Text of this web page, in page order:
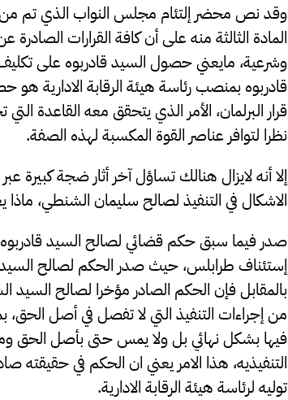
وقد نص محضر إلتئام مجلس النواب الذي تم من
المادة الثالثة منه على أن كافة القرارات
وشرعية، مايعني حصول السيد قادربوه على
قادربوه بمنصب رئاسة هيئة الرقابة الادارية
قرار البرلمان، الأمر الذي يتحقق معه القاعدة
نظرا لتوافر عناصر القوة المكسبة لهذه الصفة.
إلا أنه لايزال هنالك تساؤل آخر أثار ضجة كبيرة
الاشكال في التنفيذ لصالح سليمان الشنطي،
إستئناف طرابلس، حيث صدر الحكم لصالح السيد
بالمقابل فإن الحكم الصادر مؤخرا لصالح
من إجراءات التنفيذ التي لا تفصل في أصل الحق،
فيها بشكل نهائي بل ولا يمس حتى بأصل الحق
التنفيذيه، هذا الامر يعني ان الحكم في
توليه لرئاسة هيئة الرقابة الادارية.